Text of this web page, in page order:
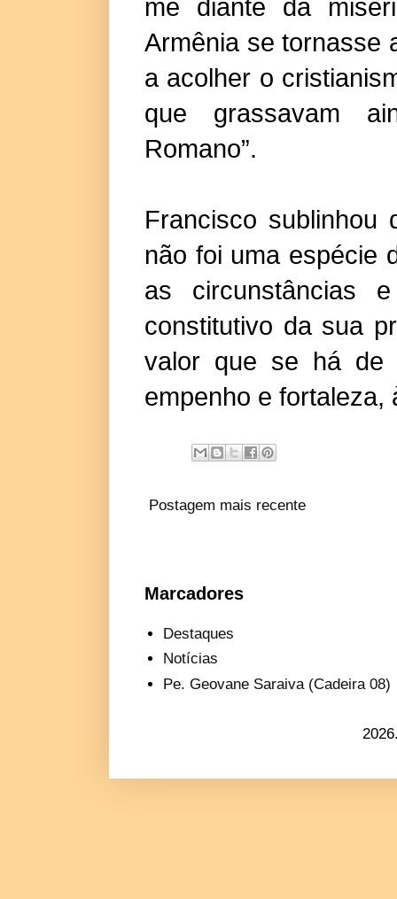
me diante da
Armênia se tornasse
a acolher o
que grassavam
Romano”.
Francisco sublinhou
não foi uma espécie
as circunstâncias
constitutivo da sua
valor que se há de
empenho e fortaleza,
Postagem mais recente
Marcadores
Destaques
Notícias
Pe. Geovane Saraiva (Cadeira 08)